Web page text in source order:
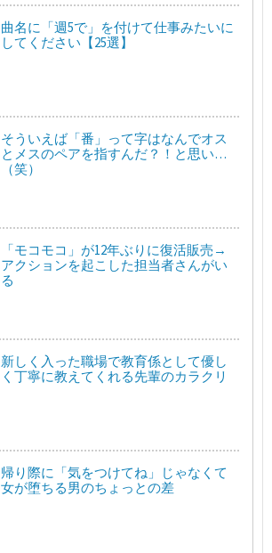
曲名に「週5で」を付けて仕事みたいに
してください【25選】
そういえば「番」って字はなんでオス
とメスのペアを指すんだ？！と思い…
（笑）
「モコモコ」が12年ぶりに復活販売→
アクションを起こした担当者さんがい
る
新しく入った職場で教育係として優し
く丁寧に教えてくれる先輩のカラクリ
帰り際に「気をつけてね」じゃなくて
女が堕ちる男のちょっとの差